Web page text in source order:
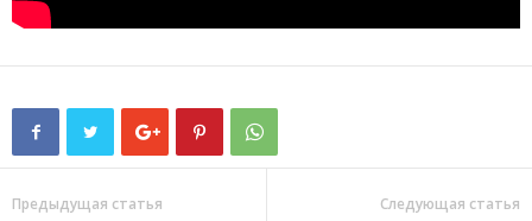
Предыдущая статья Следующая статья